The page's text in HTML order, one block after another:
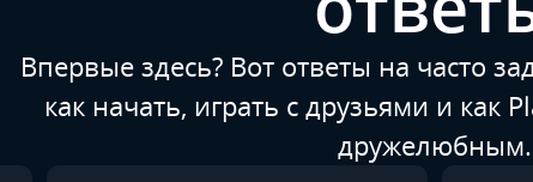
Впервые здесь? Вот ответы на часто
как начать, играть с друзьями и как
дружелюбным.